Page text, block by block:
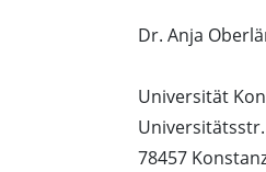
Dr. Anja
Universität
78457